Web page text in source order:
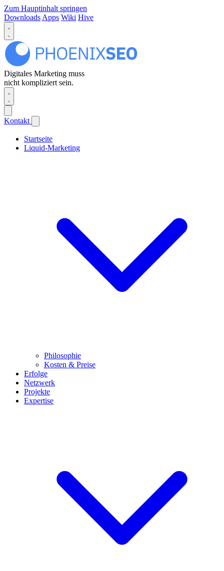
Zum Hauptinhalt springen
Downloads Apps Wiki Hive
Digitales Marketing muss
nicht kompliziert sein.
Kontakt
Startseite
Liquid-Marketing
Philosophie
Kosten & Preise
Erfolge
Netzwerk
Projekte
Expertise